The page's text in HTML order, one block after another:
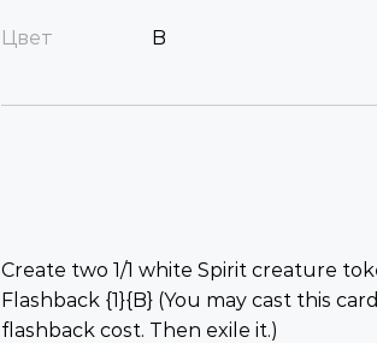
Цвет B
Create two 1/1 white Spirit creature
Flashback {1}{B} (You may cast this
flashback cost. Then exile it.)